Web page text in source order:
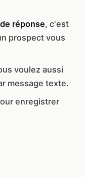
réponse, c'est
prospect vous
voulez aussi
message texte.
enregistrer